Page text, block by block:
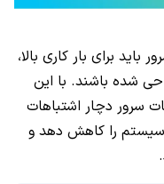
برای بار کاری بالا،
شده باشند. با این
سرور دچار اشتباهات
سیستم را کاهش دهد و